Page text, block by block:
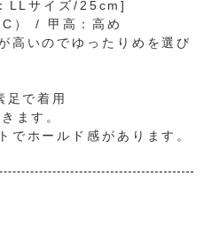
LLサイズ/25cm]
） / 甲高：高め
高いのでゆったりめを選び
足で着用
ます。
でホールド感があります。